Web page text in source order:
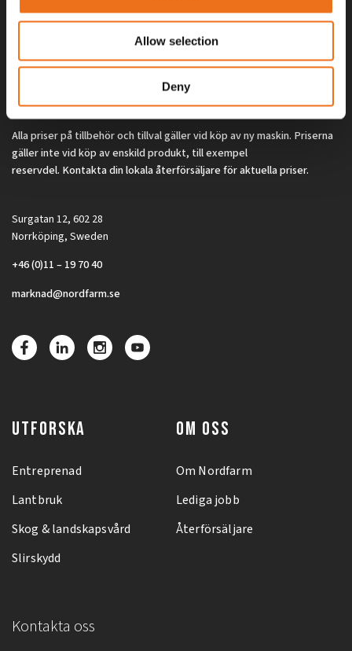
Allow selection
Deny
Alla priser på tillbehör och tillval gäller vid köp av ny maskin. Priserna
gäller inte vid köp av enskild produkt, till exempel
reservdel. Kontakta din lokala återförsäljare för aktuella priser.
Surgatan 12, 602 28
Norrköping, Sweden
+46 (0)11 – 19 70 40
marknad@nordfarm.se
UTFORSKA
Entreprenad
Lantbruk
Skog & landskapsvård
Slirskydd
OM OSS
Om Nordfarm
Lediga jobb
Återförsäljare
Kontakta oss